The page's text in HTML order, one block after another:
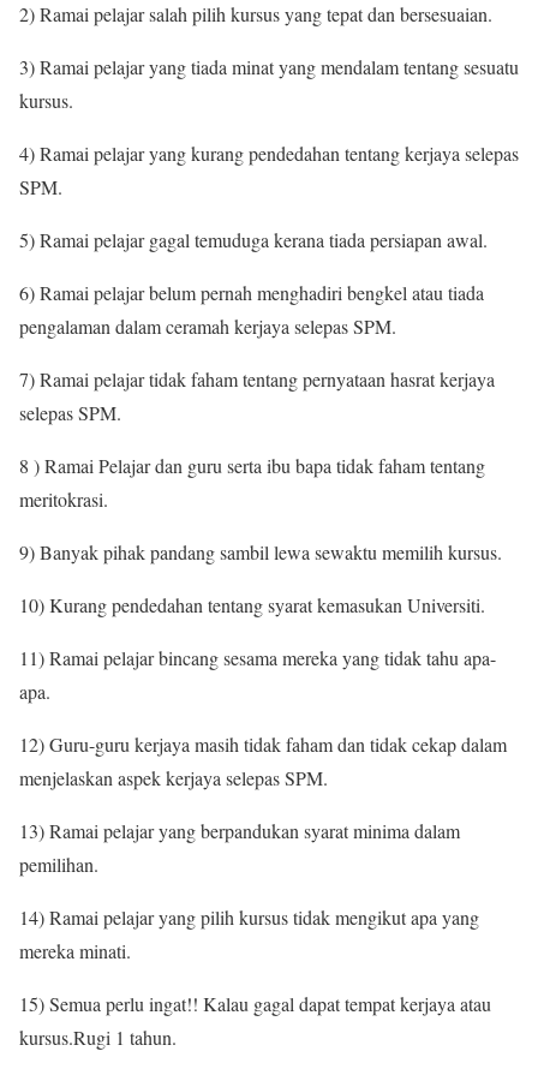
2) Ramai pelajar salah pilih kursus yang tepat dan bersesuaian.
3) Ramai pelajar yang tiada minat yang mendalam tentang sesuatu
kursus.
4) Ramai pelajar yang kurang pendedahan tentang kerjaya selepas
SPM.
5) Ramai pelajar gagal temuduga kerana tiada persiapan awal.
6) Ramai pelajar belum pernah menghadiri bengkel atau tiada
pengalaman dalam ceramah kerjaya selepas SPM.
7) Ramai pelajar tidak faham tentang pernyataan hasrat kerjaya
selepas SPM.
8 ) Ramai Pelajar dan guru serta ibu bapa tidak faham tentang
meritokrasi.
9) Banyak pihak pandang sambil lewa sewaktu memilih kursus.
10) Kurang pendedahan tentang syarat kemasukan Universiti.
11) Ramai pelajar bincang sesama mereka yang tidak tahu apa-
apa.
12) Guru-guru kerjaya masih tidak faham dan tidak cekap dalam
menjelaskan aspek kerjaya selepas SPM.
13) Ramai pelajar yang berpandukan syarat minima dalam
pemilihan.
14) Ramai pelajar yang pilih kursus tidak mengikut apa yang
mereka minati.
15) Semua perlu ingat!! Kalau gagal dapat tempat kerjaya atau
kursus.Rugi 1 tahun.